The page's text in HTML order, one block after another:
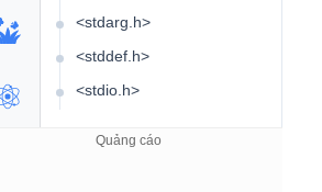
<stdarg.h>
<stddef.h>
<stdio.h>